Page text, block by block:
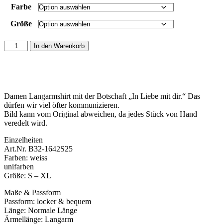
Farbe
Größe
In den Warenkorb
Damen Langarmshirt mit der Botschaft „In Liebe mit dir.“ Das
dürfen wir viel öfter kommunizieren.
Bild kann vom Original abweichen, da jedes Stück von Hand
veredelt wird.
Einzelheiten
Art.Nr. B32-1642S25
Farben: weiss
unifarben
Größe: S – XL
Maße & Passform
Passform: locker & bequem
Länge: Normale Länge
Ärmellänge: Langarm